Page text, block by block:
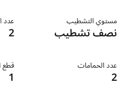
مستوي التشطيب
نصف تشطيب
عدد
2
عدد الحمامات
2
قطع
1